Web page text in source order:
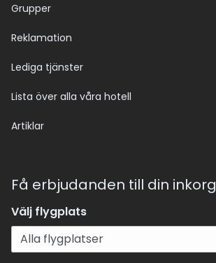
Grupper
Reklamation
Lediga tjänster
Lista över alla våra hotell
Artiklar
Få erbjudanden till din inkorg
Välj flygplats